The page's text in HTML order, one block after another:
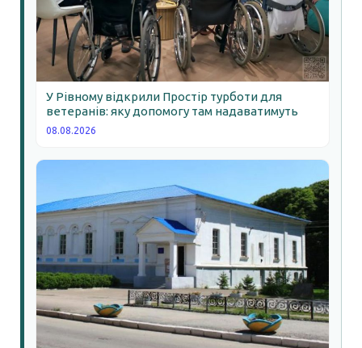
У Рівному відкрили Простір турботи для
ветеранів: яку допомогу там надаватимуть
08.08.2026